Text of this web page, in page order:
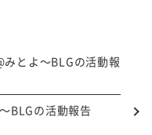
とよ～BLGの活動報
BLGの活動報告